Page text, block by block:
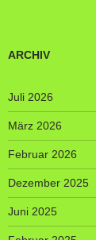
ARCHIV
Juli 2026
März 2026
Februar 2026
Dezember 2025
Juni 2025